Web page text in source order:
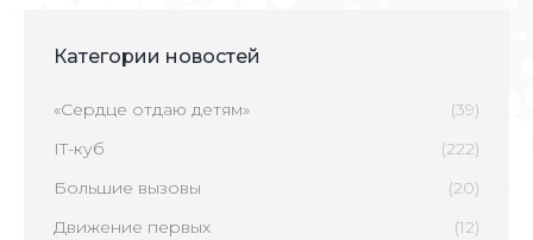
Категории новостей
«Сердце отдаю детям»
(39)
IT-куб
(222)
Большие вызовы
(20)
Движение первых
(12)